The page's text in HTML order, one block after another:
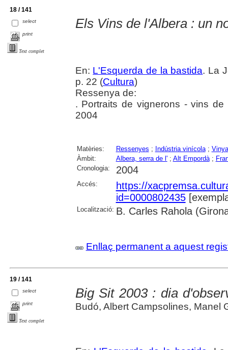
18 / 141
select
print
Text complet
Els Vins de l'Albera : un
En: L'Esquerda de la bastida. La
p. 22 (Cultura)
Ressenya de:
. Portraits de vignerons - vins
2004
Matèries: Ressenyes ; Indústria vinícola; Vinya
Àmbit:
Albera, serra de l'; Alt Empordà;
Cronologia:
2004
Accés:
https://
id=0000802435
Localització: B. Carles Rahola
Enllaç permanent a aquest
19 / 141
select
print
Text complet
Big Sit 2003 : dia
Budó, Albert Campsolines, Manel